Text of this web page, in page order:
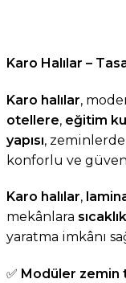
Karo Halılar –
Karo halılar,
otellere, eğitim
yapısı,
konforlu ve
Karo halılar,
mekânlara sıcaklık
yaratma imkânı
✅ Modüler zemin